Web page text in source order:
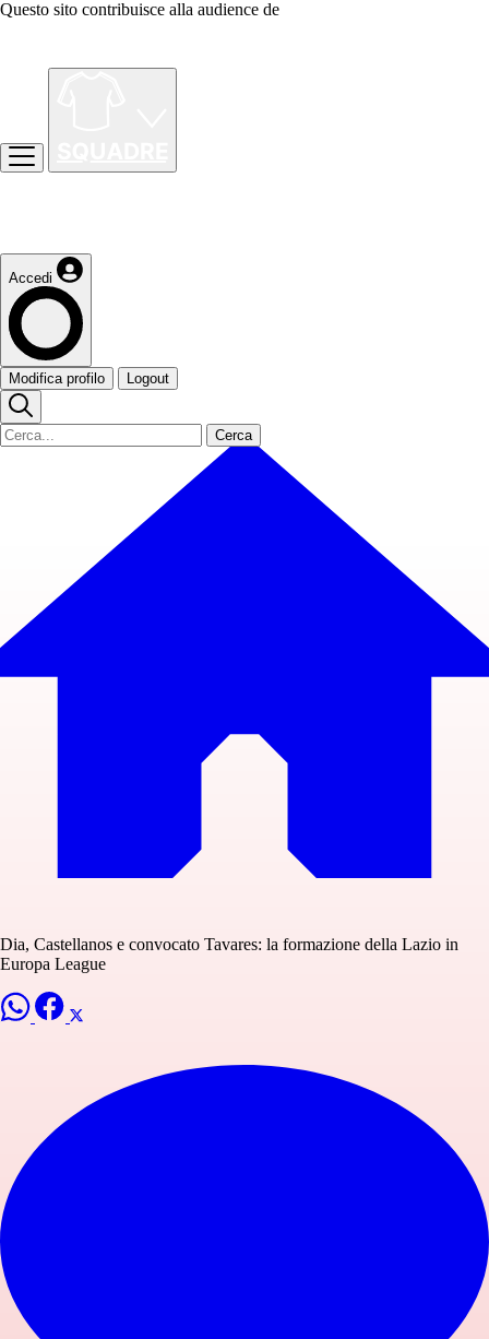
Questo sito contribuisce alla audience de
Accedi
Modifica profilo Logout
Cerca
Dia, Castellanos e convocato Tavares: la formazione della Lazio in
Europa League